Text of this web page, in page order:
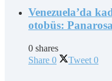
Venezuela’da
otobüs: Panarosa
0 shares
Share 0 Tweet 0